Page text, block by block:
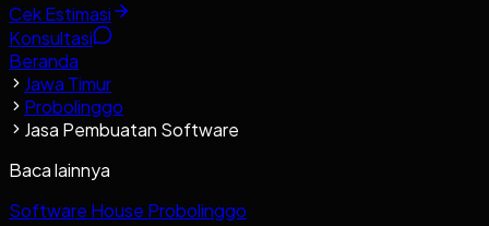
Cek Estimasi
Konsultasi
Beranda
Jawa Timur
Probolinggo
Jasa Pembuatan Software
Baca lainnya
Software House Probolinggo